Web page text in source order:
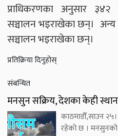
प्राधिकरणका अनुसार ३४२
सञ्चालन भइराखेका छन्। अन्य
सञ्चालन भइराखेका छन्।
प्रतिक्रिया दिनुहोस्
संबन्धित
मनसुन सक्रिय, देशका केही
काठमाडौँ,साउन
रहेको छ । मनसुनको